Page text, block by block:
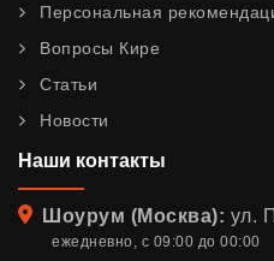
Персональная
Вопросы Кире
Статьи
Новости
Наши контакты
Адрес
Шоурум (Москва): ул.
ежедневно, с 09:00 до 00:00